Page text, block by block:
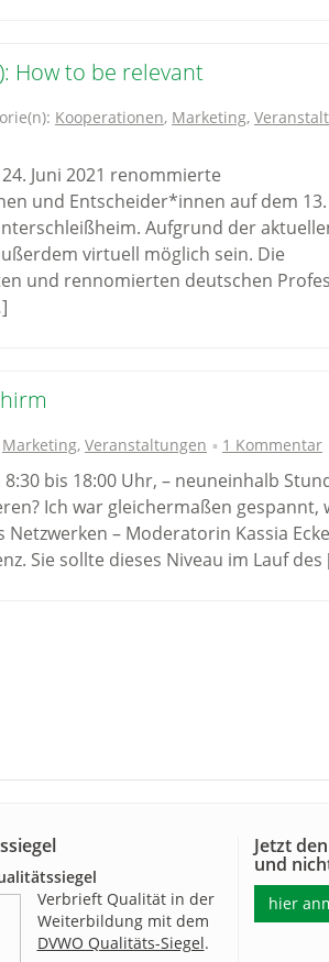
How to be relevant
Kooperationen, Marketing,
Juni 2021 renommierte
und Entscheider*innen auf dem 13.
Aufgrund der
virtuell möglich sein. Die
und rennomierten deutschen
Marketing, Veranstaltungen 1 Kommentar
bis 18:00 Uhr, – neuneinhalb
Ich war gleichermaßen gespannt,
– Moderatorin Kassia
Sie sollte dieses Niveau im Lauf
Verbrieft Qualität in der
Weiterbildung mit dem
DVWO Qualitäts-Siegel.
Jetzt
und
hier